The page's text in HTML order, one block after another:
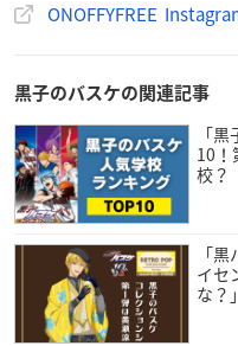
プレバンで購入
ONOFFYFREE×黒子
ONOFFYFREE
黒子のバスケの関連記事
「
10！
校？
「
イセ
な？」